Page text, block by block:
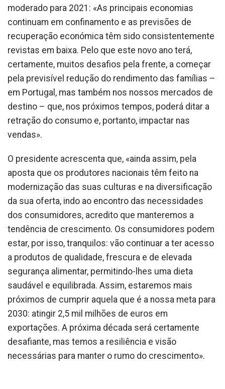
moderado para 2021: «As principais economias
continuam em confinamento e as previsões de
recuperação económica têm sido consistentemente
revistas em baixa. Pelo que este novo ano terá,
certamente, muitos desafios pela frente, a começar
pela previsível redução do rendimento das famílias –
em Portugal, mas também nos nossos mercados de
destino – que, nos próximos tempos, poderá ditar a
retração do consumo e, portanto, impactar nas
vendas».
O presidente acrescenta que, «ainda assim, pela
aposta que os produtores nacionais têm feito na
modernização das suas culturas e na diversificação
da sua oferta, indo ao encontro das necessidades
dos consumidores, acredito que manteremos a
tendência de crescimento. Os consumidores podem
estar, por isso, tranquilos: vão continuar a ter acesso
a produtos de qualidade, frescura e de elevada
segurança alimentar, permitindo-lhes uma dieta
saudável e equilibrada. Assim, estaremos mais
próximos de cumprir aquela que é a nossa meta para
2030: atingir 2,5 mil milhões de euros em
exportações. A próxima década será certamente
desafiante, mas temos a resiliência e visão
necessárias para manter o rumo do crescimento».